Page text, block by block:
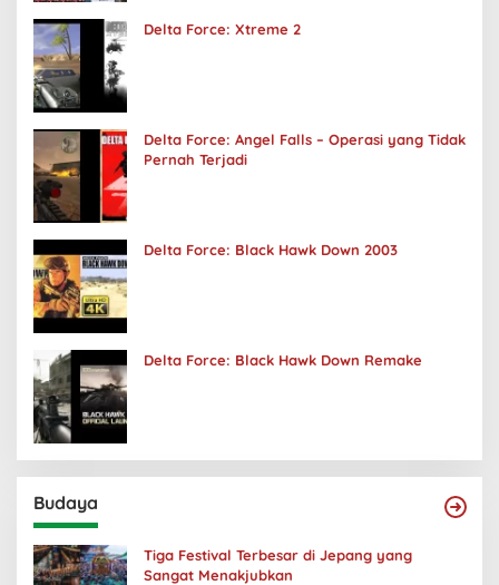
Delta Force: Xtreme 2
Delta Force: Angel Falls – Operasi yang Tidak
Pernah Terjadi
Delta Force: Black Hawk Down 2003
Delta Force: Black Hawk Down Remake
Budaya
Tiga Festival Terbesar di Jepang yang
Sangat Menakjubkan